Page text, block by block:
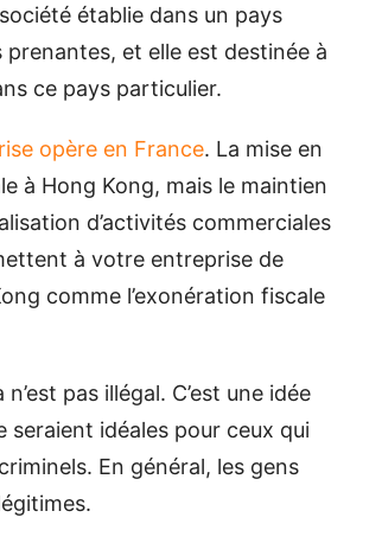
établie dans un pays
et elle est destinée à
ce pays particulier.
opère en France. La mise en
à Hong Kong, mais le maintien
d’activités commerciales
à votre entreprise de
comme l’exonération fiscale
pas illégal. C’est une idée
seraient idéales pour ceux qui
En général, les gens